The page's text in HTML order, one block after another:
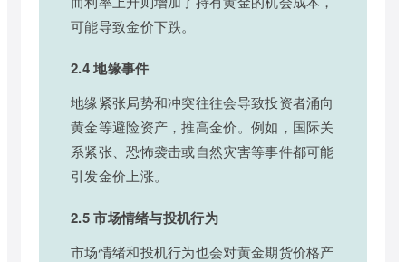
可能导致金价下跌。
2.4 地缘事件
地缘紧张局势和冲突往往会导致投资者涌向
黄金等避险资产，推高金价。例如，国际关
系紧张、恐怖袭击或自然灾害等事件都可能
引发金价上涨。
2.5 市场情绪与投机行为
市场情绪和投机行为也会对黄金期货价格产